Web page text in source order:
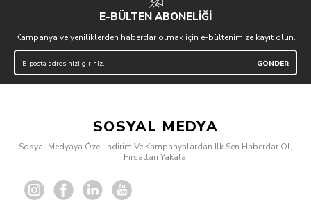
E-BÜLTEN ABONELİĞİ
Kampanya ve yeniliklerden haberdar olmak için e-bültenimize kayıt olun.
SOSYAL MEDYA
Sosyal Medyaya Özel Indirim Ve Kampanyalardan Ilk Sen Haberdar Ol,
Fırsatları Yakala!